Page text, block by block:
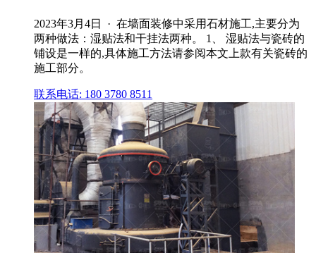
2023年3月4日 · 在墙面装修中采用石材施工,主要分为
两种做法：湿贴法和干挂法两种。 1、 湿贴法与瓷砖的
铺设是一样的,具体施工方法请参阅本文上款有关瓷砖的
施工部分。
联系电话: 180 3780 8511